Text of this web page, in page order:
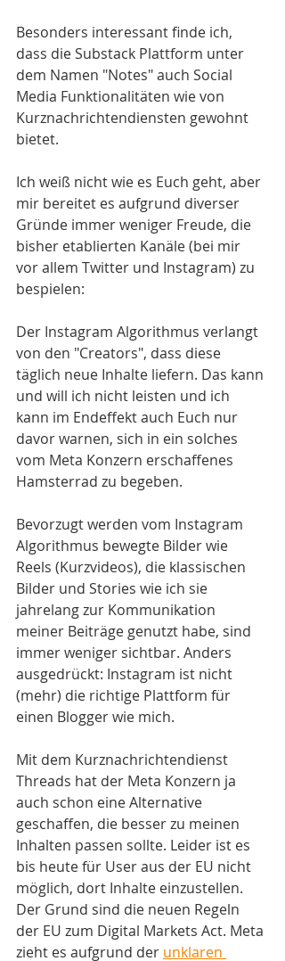
Besonders interessant finde ich,
dass die Substack Plattform unter
dem Namen "Notes" auch Social
Media Funktionalitäten wie von
Kurznachrichtendiensten gewohnt
bietet.
Ich weiß nicht wie es Euch geht, aber
mir bereitet es aufgrund diverser
Gründe immer weniger Freude, die
bisher etablierten Kanäle (bei mir
vor allem Twitter und Instagram) zu
bespielen:
Der Instagram Algorithmus verlangt
von den "Creators", dass diese
täglich neue Inhalte liefern. Das kann
und will ich nicht leisten und ich
kann im Endeffekt auch Euch nur
davor warnen, sich in ein solches
vom Meta Konzern erschaffenes
Hamsterrad zu begeben.
Bevorzugt werden vom Instagram
Algorithmus bewegte Bilder wie
Reels (Kurzvideos), die klassischen
Bilder und Stories wie ich sie
jahrelang zur Kommunikation
meiner Beiträge genutzt habe, sind
immer weniger sichtbar. Anders
ausgedrückt: Instagram ist nicht
(mehr) die richtige Plattform für
einen Blogger wie mich.
Mit dem Kurznachrichtendienst
Threads hat der Meta Konzern ja
auch schon eine Alternative
geschaffen, die besser zu meinen
Inhalten passen sollte. Leider ist es
bis heute für User aus der EU nicht
möglich, dort Inhalte einzustellen.
Der Grund sind die neuen Regeln
der EU zum Digital Markets Act. Meta
zieht es aufgrund der unklaren